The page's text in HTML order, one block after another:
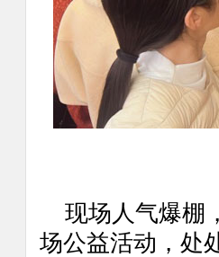
现场人气爆棚
场公益活动，处